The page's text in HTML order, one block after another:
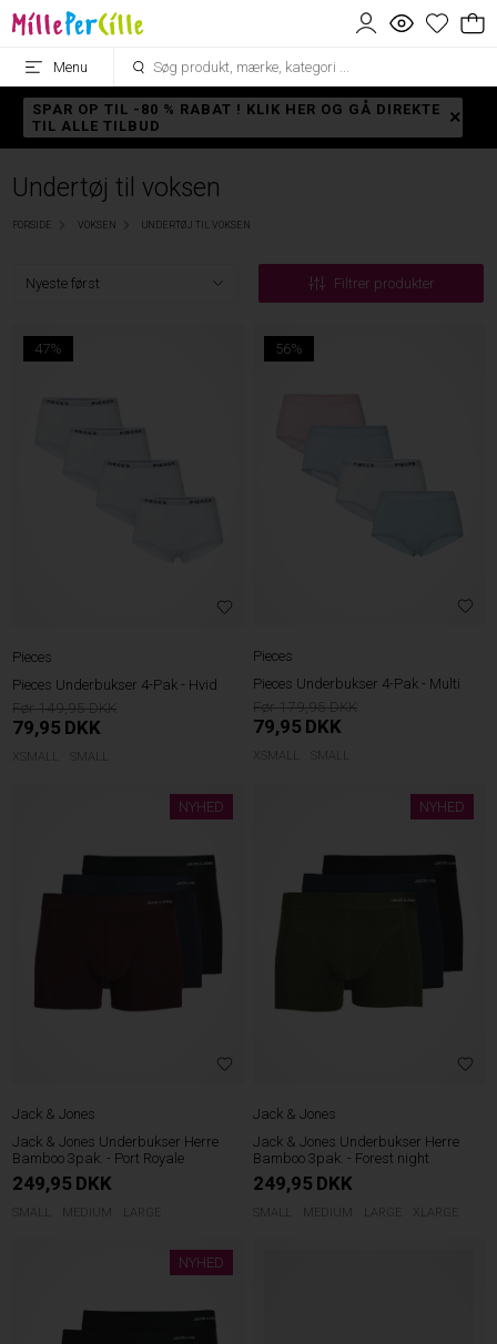
Menu
SPAR OP TIL -80 % RABAT ! KLIK HER OG GÅ DIREKTE
TIL ALLE TILBUD
Undertøj til voksen
FORSIDE VOKSEN UNDERTØJ TIL VOKSEN
Filtrer produkter
47%
Pieces
Pieces Underbukser 4-Pak - Hvid
149,95
79,95 DKK
XSMALL SMALL
56%
Pieces
Pieces Underbukser 4-Pak - Multi
179,95
79,95 DKK
XSMALL SMALL
NYHED
Jack & Jones
Jack & Jones Underbukser Herre
Bamboo 3pak. - Port Royale
249,95 DKK
SMALL MEDIUM LARGE
NYHED
Jack & Jones
Jack & Jones Underbukser Herre
Bamboo 3pak. - Forest night
249,95 DKK
SMALL MEDIUM LARGE XLARGE
NYHED